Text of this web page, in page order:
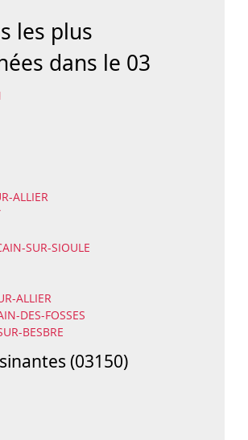
les plus
dans le 03
ALLIER
SUR-SIOULE
ALLIER
DES-FOSSES
BESBRE
(03150)